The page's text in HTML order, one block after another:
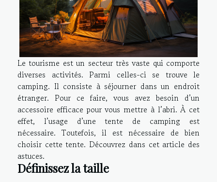
Le tourisme est un secteur très vaste qui comporte
diverses activités. Parmi celles-ci se trouve le
camping. Il consiste à séjourner dans un endroit
étranger. Pour ce faire, vous avez besoin d’un
accessoire efficace pour vous mettre à l’abri. À cet
effet, l’usage d’une tente de camping est
nécessaire. Toutefois, il est nécessaire de bien
choisir cette tente. Découvrez dans cet article des
astuces.
Définissez la taille